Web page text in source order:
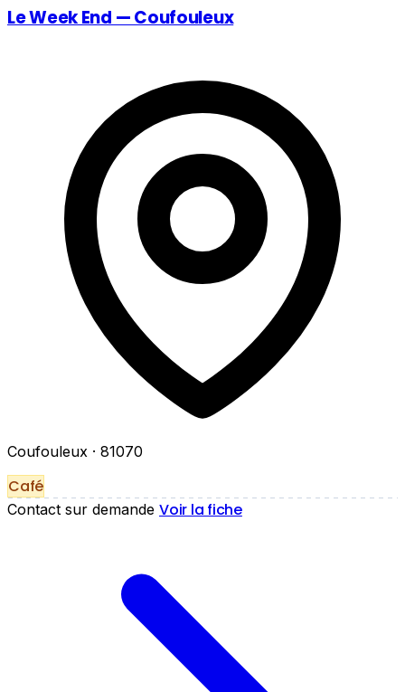
Le Week End — Coufouleux
Coufouleux · 81070
Café
Contact sur demande Voir la fiche